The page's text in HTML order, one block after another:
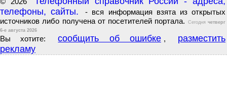
телефоны, сайты.
- вся информация взята из открытых
источников либо получена от посетителей портала.
Сегоднячетверг
6-е августа 2026
Вы хотите: сообщить об ошибке ,
разместить
рекламу